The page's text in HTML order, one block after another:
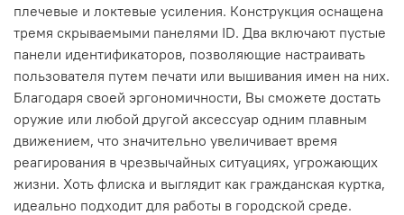
плечевые и локтевые усиления. Конструкция оснащена
тремя скрываемыми панелями ID. Два включают пустые
панели идентификаторов, позволяющие настраивать
пользователя путем печати или вышивания имен на них.
Благодаря своей эргономичности, Вы сможете достать
оружие или любой другой аксессуар одним плавным
движением, что значительно увеличивает время
реагирования в чрезвычайных ситуациях, угрожающих
жизни. Хоть флиска и выглядит как гражданская куртка,
идеально подходит для работы в городской среде.